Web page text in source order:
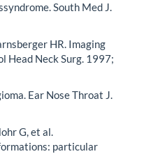
South Med J.
HR. Imaging
Head Neck Surg. 1997;
Ear Nose Throat J.
G, et al.
particular